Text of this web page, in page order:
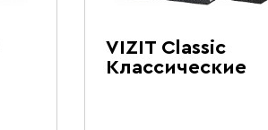
VIZIT Classic
Классические